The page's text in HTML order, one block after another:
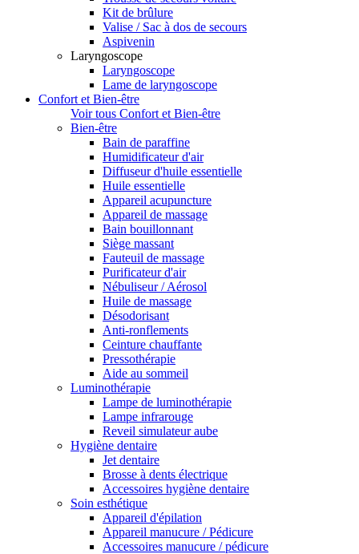
Kit de brûlure
Valise / Sac à dos de secours
Aspivenin
Laryngoscope
Laryngoscope
Lame de laryngoscope
Confort et Bien-être
Voir tous Confort et Bien-être
Bien-être
Bain de paraffine
Humidificateur d'air
Diffuseur d'huile essentielle
Huile essentielle
Appareil acupuncture
Appareil de massage
Bain bouillonnant
Siège massant
Fauteuil de massage
Purificateur d'air
Nébuliseur / Aérosol
Huile de massage
Désodorisant
Anti-ronflements
Ceinture chauffante
Pressothérapie
Aide au sommeil
Luminothérapie
Lampe de luminothérapie
Lampe infrarouge
Reveil simulateur aube
Hygiène dentaire
Jet dentaire
Brosse à dents électrique
Accessoires hygiène dentaire
Soin esthétique
Appareil d'épilation
Appareil manucure / Pédicure
Accessoires manucure / pédicure